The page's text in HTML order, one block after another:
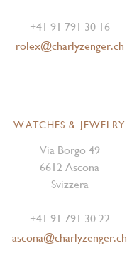
+41 91 791 30 16
rolex@charlyzenger.ch
WATCHES & JEWELRY
Via Borgo 49
6612 Ascona
Svizzera
+41 91 791 30 22
ascona@charlyzenger.ch